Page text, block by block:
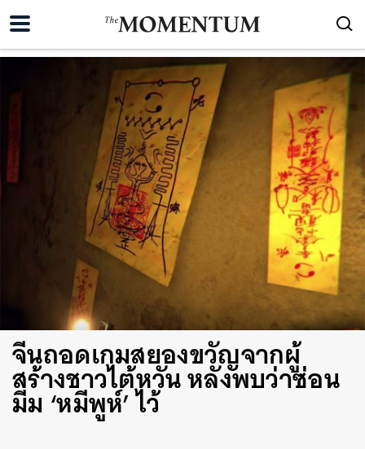
จีนถอดเกมสยองขวัญจากผู้
สร้างชาวไต้หวัน หลังพบว่าซ่อน
มีม ‘หมีพูห์’ ไว้